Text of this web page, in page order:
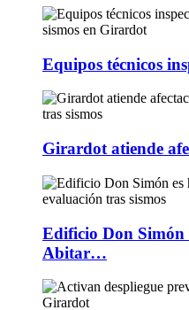
Equipos técnicos
Girardot atiende
Edificio Don Simón
Abitar…